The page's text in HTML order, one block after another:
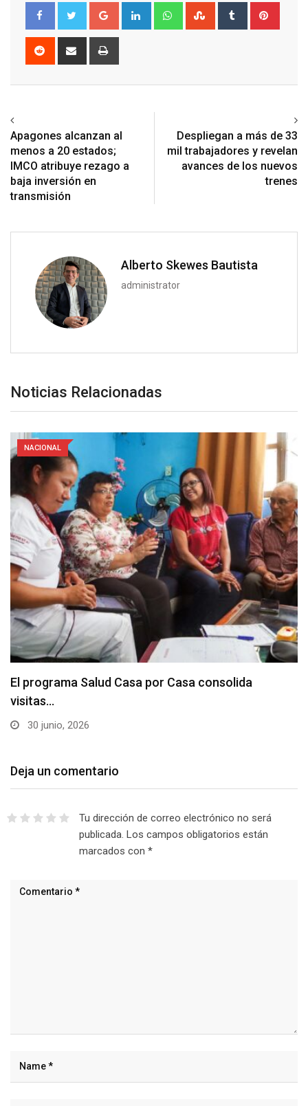
Google+ LinkedIn WhatsappStumbleUpon
Tumblr
Reddit
Share
Apagones alcanzan al
menos a 20 estados;
IMCO atribuye rezago a
baja inversión en
transmisión
Despliegan a más de 33
mil trabajadores y revelan
avances de los nuevos
trenes
Alberto Skewes Bautista
administrator
Noticias Relacionadas
NACIONAL
El programa Salud Casa por Casa consolida
visitas…
30 junio, 2026
Deja un comentario
Tu dirección de correo electrónico no será
publicada. Los campos obligatorios están
marcados con *